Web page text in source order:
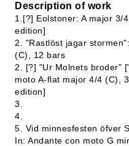
Description of work
1.[?] Eolstoner: A major 3/
edition]
2. "Rastlöst jagar
(C), 12 bars
2. [?] "Ur Molnets broder"
moto A-flat major 4/4 (C),
edition]
3.
4.
5. Vid minnesfesten öfver
In: Andante con moto G